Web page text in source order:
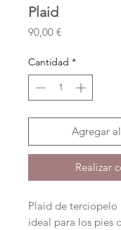
Plaid
90,00 €Precio
Cantidad *
Agregar
Realizar
Plaid de terciopelo
ideal para los pies